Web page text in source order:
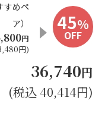
すめペ
ア）
円
円)
45%
OFF
36,740円
(税込 40,414円)